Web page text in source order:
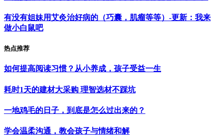
有没有姐妹用艾灸治好病的（巧囊，肌瘤等等）-更新：我来
做小白鼠吧
热点推荐
如何提高阅读习惯？从小养成，孩子受益一生
耗时1天的建材大采购 理智选材不踩坑
一地鸡毛的日子，到底是怎么过出来的？
学会温柔沟通，教会孩子与情绪和解